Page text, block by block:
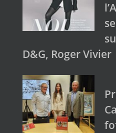
D&G, Roger Vivier